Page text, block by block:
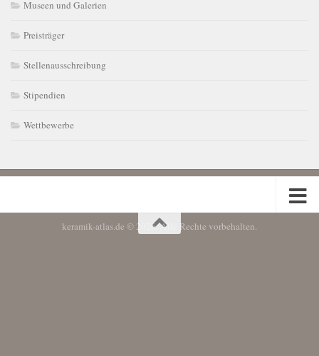
Museen und Galerien
Preisträger
Stellenausschreibung
Stipendien
Wettbewerbe
keramik-atlas.de © 2026. Alle Rechte vorbehalten.